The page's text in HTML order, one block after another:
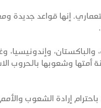
إنها قواعد جديدة
وإندونيسيا،
أمتها وشعوبها بالحروب
إرادة الشعوب